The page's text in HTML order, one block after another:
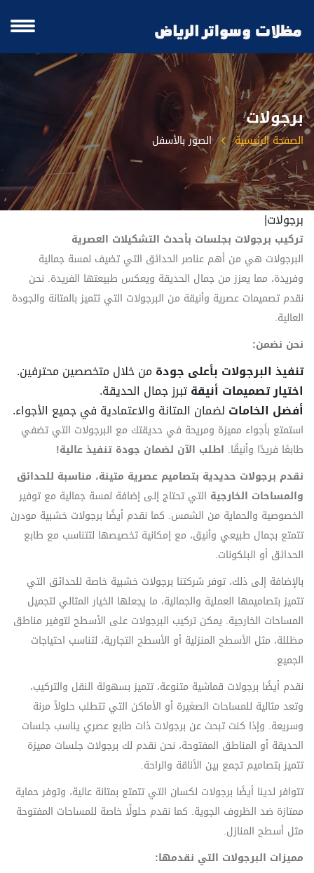
برجولات
الصفحة الرئيسية الصور بالأسفل
برجولات|
تركيب برجولات بجلسات بأحدث التشكيلات العصرية
البرجولات هي من أهم عناصر الحدائق التي تضيف لمسة جمالية
وفريدة، مما يعزز من جمال الحديقة ويعكس طبيعتها الفريدة. نحن
نقدم تصميمات عصرية وأنيقة من البرجولات التي تتميز بالمتانة والجودة
العالية.
نحن نضمن:
تنفيذ البرجولات بأعلى جودةمن خلال متخصصين محترفين.
اختيار تصميمات أنيقةتبرز جمال الحديقة.
أفضل الخامات لضمان المتانة والاعتمادية في جميع الأجواء.
استمتع بأجواء مميزة ومريحة في حديقتك مع البرجولات التي تضفي
طابعًا فريدًا وأنيقًا. اطلب الآن لضمان جودة تنفيذ عالية!
نقدم برجولات حديدية بتصاميم عصرية متينة، مناسبة للحدائق
والمساحات الخارجية التي تحتاج إلى إضافة لمسة جمالية مع توفير
الخصوصية والحماية من الشمس. كما نقدم أيضًا برجولات خشبية مودرن
تتمتع بجمال طبيعي وأنيق، مع إمكانية تخصيصها لتتناسب مع طابع
الحدائق أو البلكونات.
بالإضافة إلى ذلك، توفر شركتنا برجولات خشبية خاصة للحدائق التي
تتميز بتصاميمها العملية والجمالية، ما يجعلها الخيار المثالي لتجميل
المساحات الخارجية. يمكن تركيب البرجولات على الأسطح لتوفير مناطق
مظللة، مثل الأسطح المنزلية أو الأسطح التجارية، لتناسب احتياجات
الجميع.
نقدم أيضًا برجولات قماشية متنوعة، تتميز بسهولة النقل والتركيب،
وتعد مثالية للمساحات الصغيرة أو الأماكن التي تتطلب حلولاً مرنة
وسريعة. وإذا كنت تبحث عن برجولات ذات طابع عصري يناسب جلسات
الحديقة أو المناطق المفتوحة، نحن نقدم لك برجولات جلسات مميزة
تتميز بتصاميم تجمع بين الأناقة والراحة.
تتوافر لدينا أيضًا برجولات لكسان التي تتمتع بمتانة عالية، وتوفر حماية
ممتازة ضد الظروف الجوية. كما نقدم حلولًا خاصة للمساحات المفتوحة
مثل أسطح المنازل.
مميزات البرجولات التي نقدمها: